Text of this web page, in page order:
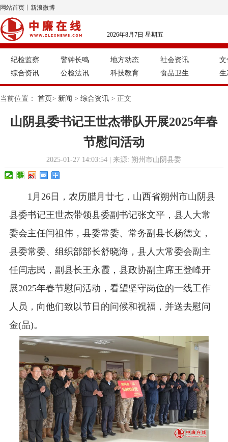
网站首页 新浪微博
2026年8月7日 星期五
纪检监察 警钟长鸣 地方动态
社会资讯
综合资讯
公检法讯 科技教育 食品卫生
文
生
当前位置： 首页> 新闻 > 综合资讯 > 正文
山阴县委书记王世杰带队开展2025年春
节慰问活动
2025-01-27 14:03:54 | 来源: 朔州市山阴县委
1月26日，农历腊月廿七，山西省朔州市山阴县
县委书记王世杰带领县委副书记张文平，县人大常
委会主任闫祖伟，县委常委、常务副县长杨德文，
县委常委、组织部部长舒晓海，县人大常委会副主
任闫志民，副县长王永霞，县政协副主席王登峰开
展2025年春节慰问活动，看望坚守岗位的一线工作
人员，向他们致以节日的问候和祝福，并送去慰问
金(品)。